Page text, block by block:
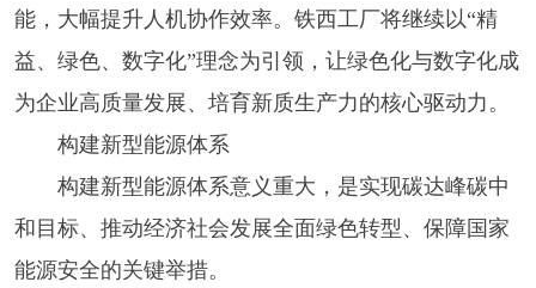
能，大幅提升人机协作效率。铁西工厂将继续以“精
益、绿色、数字化”理念为引领，让绿色化与数字化成
为企业高质量发展、培育新质生产力的核心驱动力。
构建新型能源体系
构建新型能源体系意义重大，是实现碳达峰碳中
和目标、推动经济社会发展全面绿色转型、保障国家
能源安全的关键举措。